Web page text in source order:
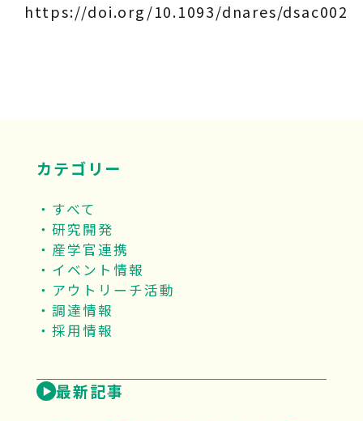
https://doi.org/10.1093/dnares/dsac002
カテゴリー
すべて
研究開発
産学官連携
イベント情報
アウトリーチ活動
調達情報
採用情報
最新記事